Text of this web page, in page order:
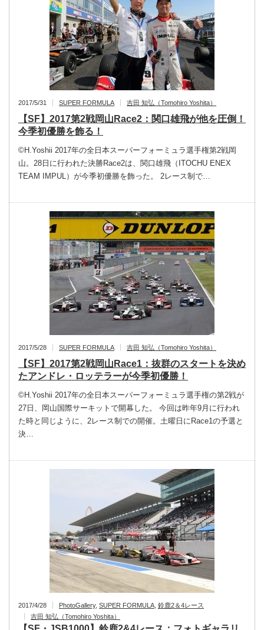
2017/5/31 SUPER FORMULA 吉田 知弘（Tomohiro Yoshita）
【SF】2017第2戦岡山Race2：関口雄飛が他を圧倒！
今季初優勝を飾る！
©︎H.Yoshii 2017年の全日本スーパーフォーミュラ選手権第2戦岡
山。28日に行われた決勝Race2は、関口雄飛（ITOCHU ENEX
TEAM IMPUL）が今季初優勝を飾った。 2レース制で…
2017/5/28 SUPER FORMULA 吉田 知弘（Tomohiro Yoshita）
【SF】2017第2戦岡山Race1：抜群のスタートを決め
たアンドレ・ロッテラーが今季初優勝！
©︎H.Yoshii 2017年の全日本スーパーフォーミュラ選手権の第2戦が
27日、岡山国際サーキットで開幕した。 今回は昨年9月に行われ
た時と同じように、2レース制での開催。土曜日にRace1の予選と
決…
2017/4/28 PhotoGallery, SUPER FORMULA 鈴鹿2＆4レース
吉田 知弘（Tomohiro Yoshita）